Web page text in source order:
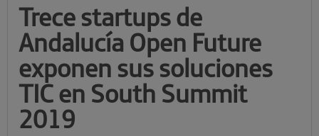
Trece startups de
Andalucía Open Future
exponen sus soluciones
TIC en South Summit
2019